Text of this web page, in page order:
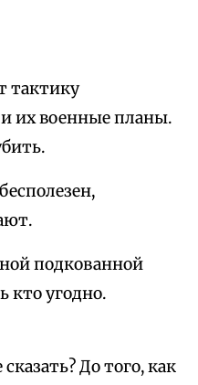
тактику
их военные планы.
подкованной
кто угодно.
До того, как